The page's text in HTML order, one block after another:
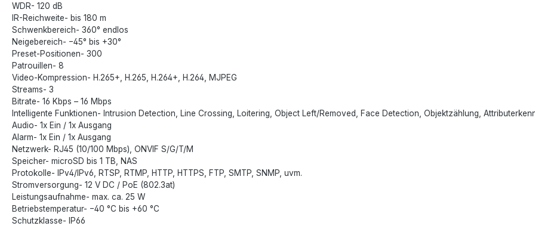
WDR- 120 dB
IR-Reichweite- bis 180 m
Schwenkbereich- 360° endlos
Neigebereich- −45° bis +30°
Preset-Positionen- 300
Patrouillen- 8
Video-Kompression- H.265+, H.265, H.264+, H.264, MJPEG
Streams- 3
Bitrate- 16 Kbps – 16 Mbps
Intelligente Funktionen- Intrusion Detection, Line Crossing, Loitering, Object Left/Removed, Face Detection, Objektzählung,
Audio- 1x Ein / 1x Ausgang
Alarm- 1x Ein / 1x Ausgang
Netzwerk- RJ45 (10/100 Mbps), ONVIF S/G/T/M
Speicher- microSD bis 1 TB, NAS
Protokolle- IPv4/IPv6, RTSP, RTMP, HTTP, HTTPS, FTP, SMTP, SNMP, uvm.
Stromversorgung- 12 V DC / PoE (802.3at)
Leistungsaufnahme- max. ca. 25 W
Betriebstemperatur- −40 °C bis +60 °C
Schutzklasse- IP66